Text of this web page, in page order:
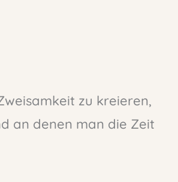
zu kreieren,
an denen man die Zeit